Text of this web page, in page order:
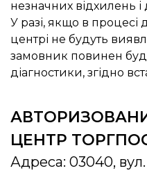
незначних відхилень і
У разі, якщо в процесі
центрі не будуть
замовник повинен
діагностики, згідно
ЦЕНТР
Адреса: 03040, вул.